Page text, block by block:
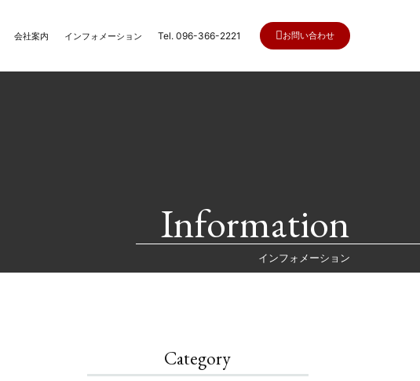
会社案内 インフォメーション Tel. 096-366-2221 お問い合わせ
Information
インフォメーション
Category